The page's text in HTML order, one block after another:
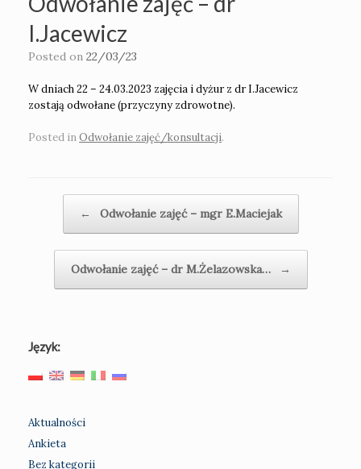
I.Jacewicz
Posted on 22/03/23
W dniach 22 – 24.03.2023 zajęcia i dyżur z dr I.Jacewicz
zostają odwołane (przyczyny zdrowotne).
Posted inOdwołanie zajęć/konsultacji.
← Odwołanie zajęć – mgr E.Maciejak
Odwołanie zajęć – dr M.Żelazowska… →
Język:
Aktualności
Ankieta
Bez kategorii